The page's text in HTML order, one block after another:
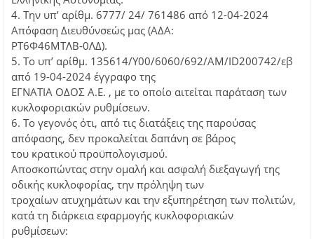
4. Την υπ’ αρίθμ. 6777/ 24/ 761486 από 12-04-2024
Απόφαση Διευθύνσεώς μας (ΑΔΑ:
ΡΤ6Φ46ΜΤΛΒ-0ΛΔ).
5. Το υπ’ αρίθμ. 135614/Y00/6060/692/ΑΜ/ID200742/εβ
από 19-04-2024 έγγραφο της
ΕΓΝΑΤΙΑ ΟΔΟΣ Α.Ε. , με το οποίο αιτείται παράταση των
κυκλοφοριακών ρυθμίσεων.
6. Το γεγονός ότι, από τις διατάξεις της παρούσας
απόφασης, δεν προκαλείται δαπάνη σε βάρος
του κρατικού προϋπολογισμού.
Αποσκοπώντας στην ομαλή και ασφαλή διεξαγωγή της
οδικής κυκλοφορίας, την πρόληψη των
τροχαίων ατυχημάτων και την εξυπηρέτηση των πολιτών,
κατά τη διάρκεια εφαρμογής κυκλοφοριακών
ρυθμίσεων: